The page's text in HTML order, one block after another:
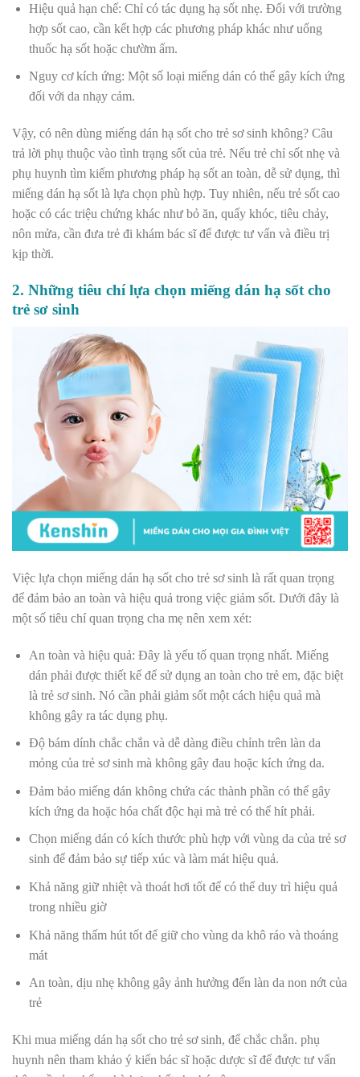
Hiệu quả hạn chế: Chỉ có tác dụng hạ sốt nhẹ. Đối với trường
hợp sốt cao, cần kết hợp các phương pháp khác như uống
thuốc hạ sốt hoặc chườm ấm.
Nguy cơ kích ứng: Một số loại miếng dán có thể gây kích ứng
đối với da nhạy cảm.
Vậy, có nên dùng miếng dán hạ sốt cho trẻ sơ sinh không? Câu
trả lời phụ thuộc vào tình trạng sốt của trẻ. Nếu trẻ chỉ sốt nhẹ và
phụ huynh tìm kiếm phương pháp hạ sốt an toàn, dễ sử dụng, thì
miếng dán hạ sốt là lựa chọn phù hợp. Tuy nhiên, nếu trẻ sốt cao
hoặc có các triệu chứng khác như bỏ ăn, quấy khóc, tiêu chảy,
nôn mửa, cần đưa trẻ đi khám bác sĩ để được tư vấn và điều trị
kịp thời.
2. Những tiêu chí lựa chọn miếng dán hạ sốt cho
trẻ sơ sinh
Việc lựa chọn miếng dán hạ sốt cho trẻ sơ sinh là rất quan trọng
để đảm bảo an toàn và hiệu quả trong việc giảm sốt. Dưới đây là
một số tiêu chí quan trọng cha mẹ nên xem xét:
An toàn và hiệu quả: Đây là yếu tố quan trọng nhất. Miếng
dán phải được thiết kế để sử dụng an toàn cho trẻ em, đặc biệt
là trẻ sơ sinh. Nó cần phải giảm sốt một cách hiệu quả mà
không gây ra tác dụng phụ.
Độ bám dính chắc chắn và dễ dàng điều chỉnh trên làn da
mỏng của trẻ sơ sinh mà không gây đau hoặc kích ứng da.
Đảm bảo miếng dán không chứa các thành phần có thể gây
kích ứng da hoặc hóa chất độc hại mà trẻ có thể hít phải.
Chọn miếng dán có kích thước phù hợp với vùng da của trẻ sơ
sinh để đảm bảo sự tiếp xúc và làm mát hiệu quả.
Khả năng giữ nhiệt và thoát hơi tốt để có thể duy trì hiệu quả
trong nhiều giờ
Khả năng thấm hút tốt để giữ cho vùng da khô ráo và thoáng
mát
An toàn, dịu nhẹ không gây ảnh hưởng đến làn da non nớt của
trẻ
Khi mua miếng dán hạ sốt cho trẻ sơ sinh, để chắc chắn. phụ
huynh nên tham khảo ý kiến bác sĩ hoặc dược sĩ để được tư vấn